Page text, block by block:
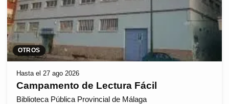
OTROS
Hasta el 27 ago 2026
Campamento de Lectura Fácil
Biblioteca Pública Provincial de Málaga